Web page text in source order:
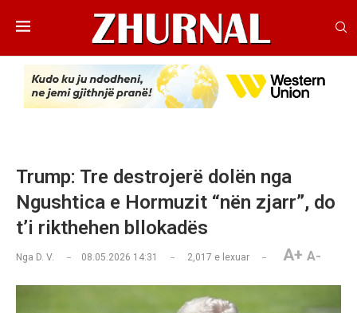
Trump: Tre destrojerë dolën nga
Ngushtica e Hormuzit “nën zjarr”, do
t’i rikthehen bllokadës
Nga D. V. 08.05.2026 14:31 2,017 e lexuar A+ A-